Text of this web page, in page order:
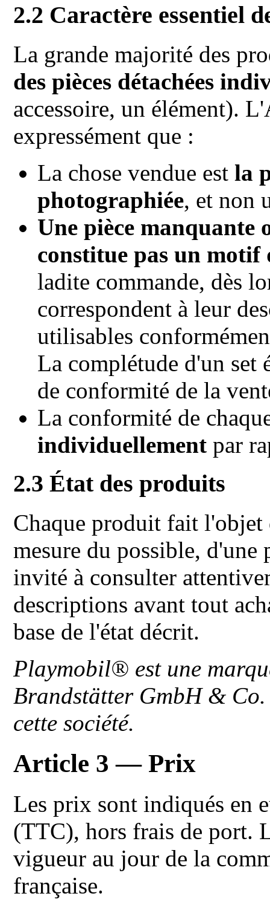
2.2 Caractère essentiel
La grande majorité des
des pièces détachées
accessoire, un élément).
expressément que :
La chose vendue estla
photographiée, et non
Une pièce manquante
constitue pas un
ladite commande, dès
correspondent à leur
utilisables
La complétude d'un set
de conformité de la
La conformité de
individuellement par
2.3 État des produits
Chaque produit fait l'objet
mesure du possible,
invité à consulter
descriptions avant tout
base de l'état décrit.
Playmobil® est une
Brandstätter GmbH &
cette société.
Article 3 — Prix
Les prix sont indiqués en
(TTC), hors frais de port.
vigueur au jour de la
française.